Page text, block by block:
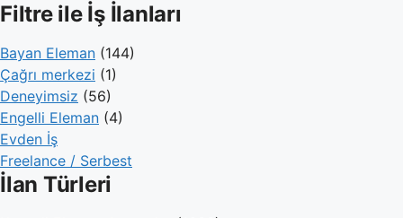
Filtre ile İş İlanları
Bayan Eleman (144)
Çağrı merkezi (1)
Deneyimsiz (56)
Engelli Eleman (4)
Evden İş
Freelance / Serbest
İlan Türleri